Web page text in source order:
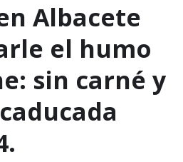
Albacete
el humo
sin carné y